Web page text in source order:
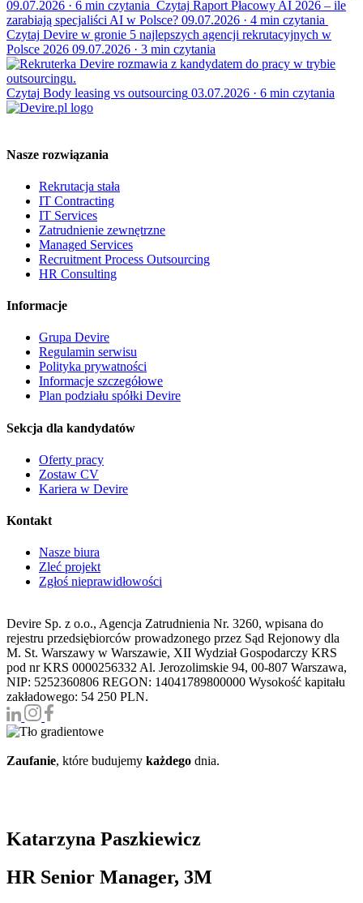
09.07.2026 · 6 min czytania Czytaj Raport Płacowy AI 2026 – ile
zarabiają specjaliści AI w Polsce? 09.07.2026 · 4 min czytania
Czytaj Devire w gronie 5 najlepszych agencji rekrutacyjnych w
Polsce 2026 09.07.2026 · 3 min czytania
Czytaj Body leasing vs outsourcing 03.07.2026 · 6 min czytania
Nasze rozwiązania
Rekrutacja stała
IT Contracting
IT Services
Zatrudnienie zewnętrzne
Managed Services
Recruitment Process Outsourcing
HR Consulting
Informacje
Grupa Devire
Regulamin serwisu
Polityka prywatności
Informacje szczegółowe
Plan podziału spółki Devire
Sekcja dla kandydatów
Oferty pracy
Zostaw CV
Kariera w Devire
Kontakt
Nasze biura
Zleć projekt
Zgłoś nieprawidłowości
Devire Sp. z o.o., Agencja Zatrudnienia Nr. 3260, wpisana do
rejestru przedsiębiorców prowadzonego przez Sąd Rejonowy dla
M. St. Warszawy w Warszawie, XII Wydział Gospodarczy KRS
pod nr KRS 0000256332 Al. Jerozolimskie 94, 00-807 Warszawa,
NIP: 5252360806 REGON: 14041789800000 Wysokość kapitału
zakładowego: 54 250 PLN.
Zaufanie, które budujemy każdego dnia.
Katarzyna Paszkiewicz
HR Senior Manager, 3M